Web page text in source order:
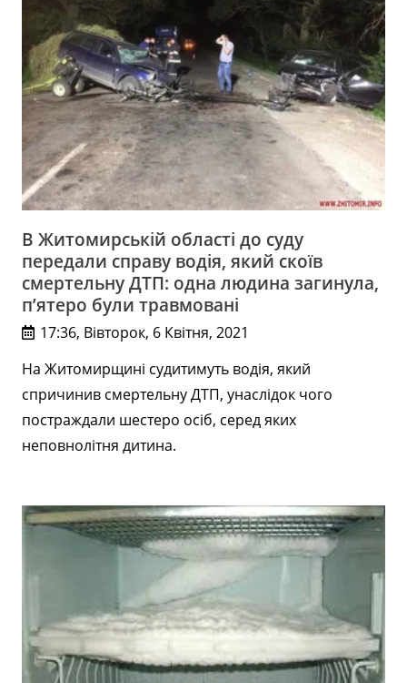
В Житомирській області до суду
передали справу водія, який скоїв
смертельну ДТП: одна людина загинула,
п’ятеро були травмовані
17:36, Вівторок, 6 Квітня, 2021
На Житомирщині судитимуть водія, який
спричинив смертельну ДТП, унаслідок чого
постраждали шестеро осіб, серед яких
неповнолітня дитина.